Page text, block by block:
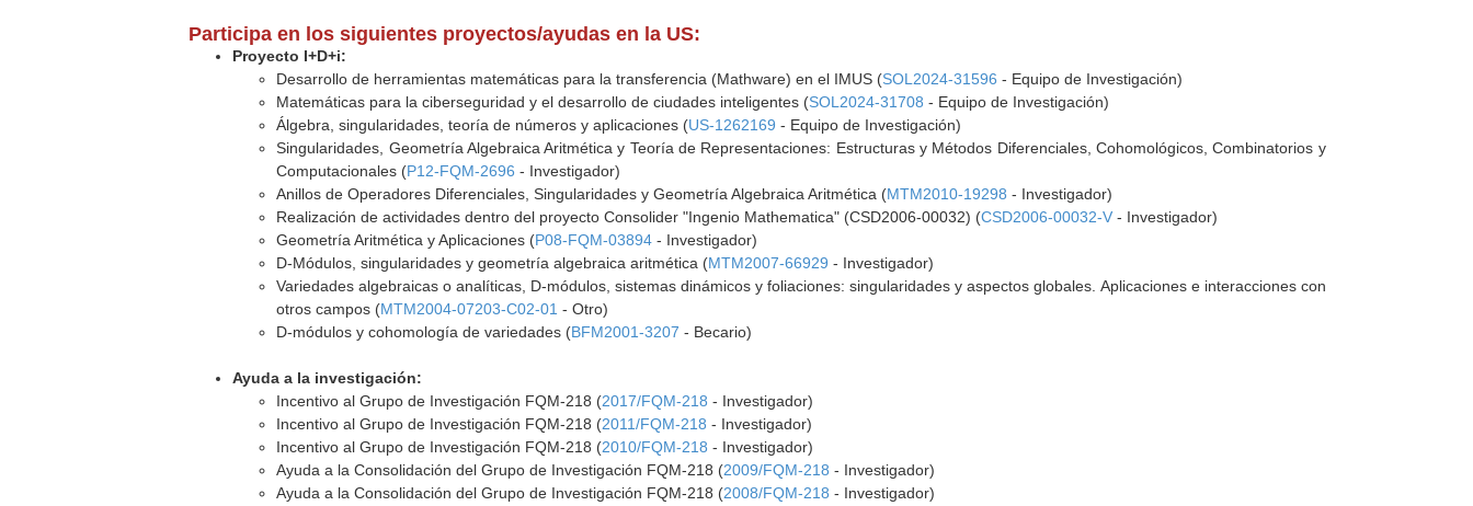
Participa en los siguientes proyectos/ayudas en la US:
Proyecto I+D+i:
Desarrollo de herramientas matemáticas para la transferencia (Mathware) en el IMUS (SOL2024-31596 - Equipo de Investigación)
Matemáticas para la ciberseguridad y el desarrollo de ciudades inteligentes (SOL2024-31708 - Equipo de Investigación)
Álgebra, singularidades, teoría de números y aplicaciones (US-1262169 - Equipo de Investigación)
Singularidades, Geometría Algebraica Aritmética y Teoría de Representaciones: Estructuras y Métodos Diferenciales, Cohomológicos, Combinatorios y
Computacionales (P12-FQM-2696 - Investigador)
Anillos de Operadores Diferenciales, Singularidades y Geometría Algebraica Aritmética (MTM2010-19298 - Investigador)
Realización de actividades dentro del proyecto Consolider "Ingenio Mathematica" (CSD2006-00032) (CSD2006-00032-V - Investigador)
Geometría Aritmética y Aplicaciones (P08-FQM-03894 - Investigador)
D-Módulos, singularidades y geometría algebraica aritmética (MTM2007-66929 - Investigador)
Variedades algebraicas o analíticas, D-módulos, sistemas dinámicos y foliaciones: singularidades y aspectos globales. Aplicaciones e interacciones con
otros campos (MTM2004-07203-C02-01 - Otro)
D-módulos y cohomología de variedades (BFM2001-3207 - Becario)
Ayuda a la investigación:
Incentivo al Grupo de Investigación FQM-218 (2017/FQM-218 - Investigador)
Incentivo al Grupo de Investigación FQM-218 (2011/FQM-218 - Investigador)
Incentivo al Grupo de Investigación FQM-218 (2010/FQM-218 - Investigador)
Ayuda a la Consolidación del Grupo de Investigación FQM-218 (2009/FQM-218 - Investigador)
Ayuda a la Consolidación del Grupo de Investigación FQM-218 (2008/FQM-218 - Investigador)